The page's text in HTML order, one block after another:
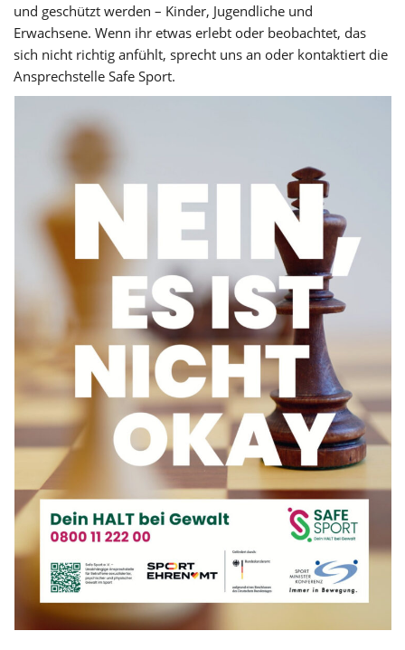
und geschützt werden – Kinder, Jugendliche und
Erwachsene. Wenn ihr etwas erlebt oder beobachtet, das
sich nicht richtig anfühlt, sprecht uns an oder kontaktiert die
Ansprechstelle Safe Sport.